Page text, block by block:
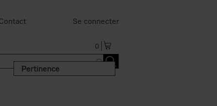
Se connecter
0
Pertinence